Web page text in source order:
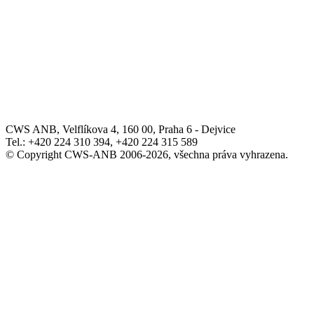
CWS ANB, Velflíkova 4, 160 00, Praha 6 - Dejvice
Tel.: +420 224 310 394, +420 224 315 589
© Copyright CWS-ANB 2006-2026, všechna práva vyhrazena.